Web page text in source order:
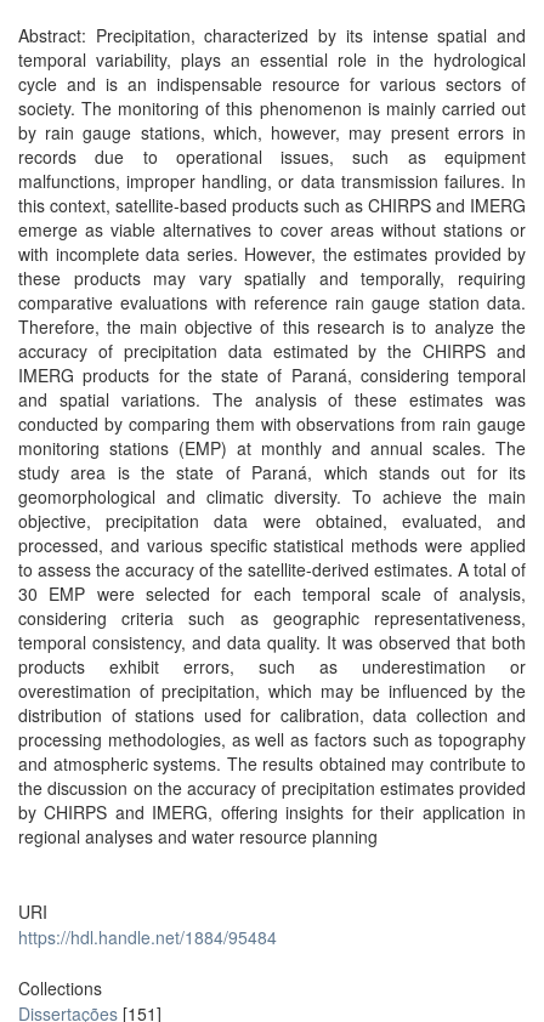
Abstract: Precipitation, characterized by its intense spatial and
temporal variability, plays an essential role in the hydrological
cycle and is an indispensable resource for various sectors of
society. The monitoring of this phenomenon is mainly carried out
by rain gauge stations, which, however, may present errors in
records due to operational issues, such as equipment
malfunctions, improper handling, or data transmission failures. In
this context, satellite-based products such as CHIRPS and IMERG
emerge as viable alternatives to cover areas without stations or
with incomplete data series. However, the estimates provided by
these products may vary spatially and temporally, requiring
comparative evaluations with reference rain gauge station data.
Therefore, the main objective of this research is to analyze the
accuracy of precipitation data estimated by the CHIRPS and
IMERG products for the state of Paraná, considering temporal
and spatial variations. The analysis of these estimates was
conducted by comparing them with observations from rain gauge
monitoring stations (EMP) at monthly and annual scales. The
study area is the state of Paraná, which stands out for its
geomorphological and climatic diversity. To achieve the main
objective, precipitation data were obtained, evaluated, and
processed, and various specific statistical methods were applied
to assess the accuracy of the satellite-derived estimates. A total of
30 EMP were selected for each temporal scale of analysis,
considering criteria such as geographic representativeness,
temporal consistency, and data quality. It was observed that both
products exhibit errors, such as underestimation or
overestimation of precipitation, which may be influenced by the
distribution of stations used for calibration, data collection and
processing methodologies, as well as factors such as topography
and atmospheric systems. The results obtained may contribute to
the discussion on the accuracy of precipitation estimates provided
by CHIRPS and IMERG, offering insights for their application in
regional analyses and water resource planning
URI
https://hdl.handle.net/1884/95484
Collections
Dissertações [151]